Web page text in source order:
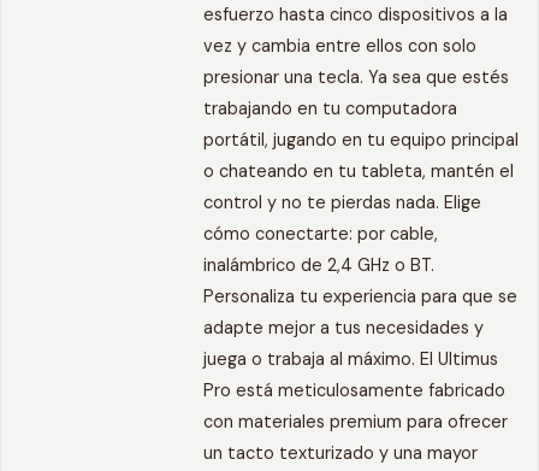
esfuerzo hasta cinco dispositivos a la
vez y cambia entre ellos con solo
presionar una tecla. Ya sea que estés
trabajando en tu computadora
portátil, jugando en tu equipo principal
o chateando en tu tableta, mantén el
control y no te pierdas nada. Elige
cómo conectarte: por cable,
inalámbrico de 2,4 GHz o BT.
Personaliza tu experiencia para que se
adapte mejor a tus necesidades y
juega o trabaja al máximo. El Ultimus
Pro está meticulosamente fabricado
con materiales premium para ofrecer
un tacto texturizado y una mayor